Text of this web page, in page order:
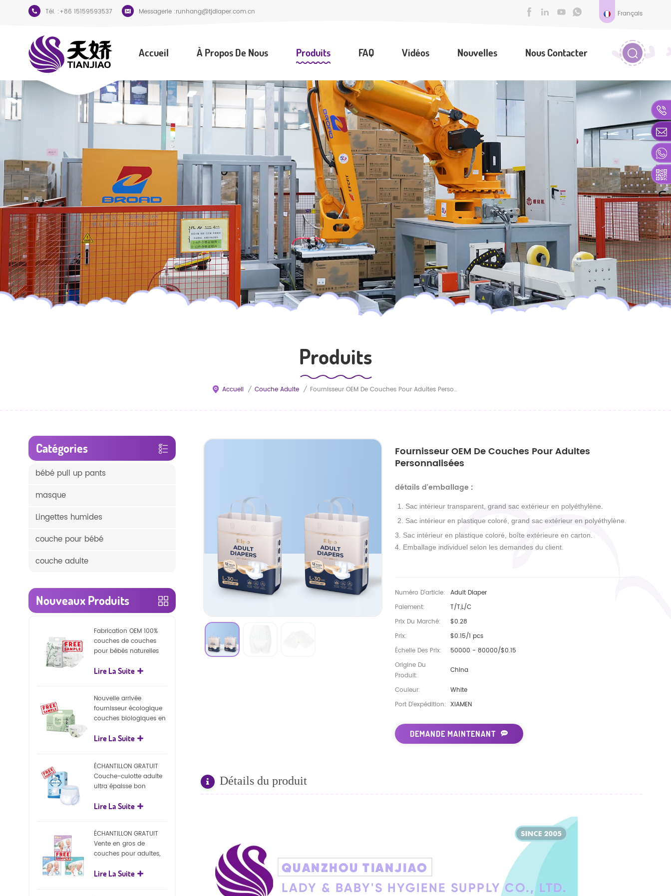
Tél. :+86 15159593537 Messagerie :runhang@tjdiaper.com.cn Français
Accueil À Propos De Nous Produits FAQ Vidéos Nouvelles Nous Contacter
Produits
Accueil / Couche Adulte / Fournisseur OEM De Couches Pour Adultes Personnalisées
Fournisseur OEM De Couches Pour Adultes
Personnalisées
détails d'emballage :
1. Sac intérieur transparent, grand sac extérieur en polyéthylène.
2. Sac intérieur en plastique coloré, grand sac extérieur en polyéthylène.
3. Sac intérieur en plastique coloré, boîte extérieure en carton.
4. Emballage individuel selon les demandes du client.
Numéro D'article: Adult Diaper
Paiement:
T/T,L/C
Prix Du Marché:
$0.28
Prix:
$0.15/1 pcs
Échelle Des Prix:
50000 - 80000/$0.15
Origine Du
Produit:
China
Couleur:
White
Port D'expédition: XIAMEN
DEMANDE MAINTENANT
Détails du produit
Catégories
bébé pull up pants
masque
Lingettes humides
couche pour bébé
couche adulte
Nouveaux Produits
Fabrication OEM 100%
couches de couches
pour bébés naturelles
écologiques
Lire La Suite
Nouvelle arrivée
fournisseur écologique
couches biologiques en
biodégradables pour
Lire La Suite
ÉCHANTILLON GRATUIT
Couche-culotte adulte
ultra épaisse bon
jetable pour adulte
Lire La Suite
ÉCHANTILLON GRATUIT
Vente en gros de
couches pour adultes,
adultes
Lire La Suite